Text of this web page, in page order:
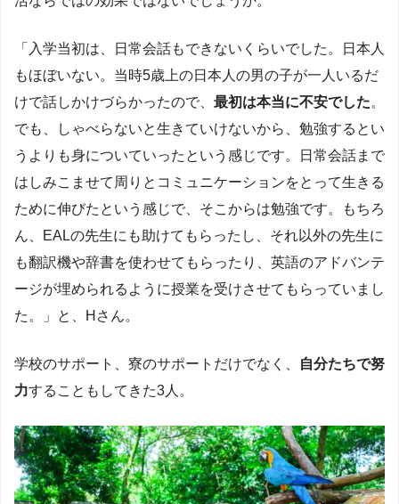
「入学当初は、日常会話もできないくらいでした。日本人
もほぼいない。当時5歳上の日本人の男の子が一人いるだ
けで話しかけづらかったので、 最初は本当に不安でした。
でも、しゃべらないと生きていけないから、勉強するとい
うよりも身についていったという感じです。日常会話まで
はしみこませて周りとコミュニケーションをとって生きる
ために伸びたという感じで、そこからは勉強です。もちろ
ん、EALの先生にも助けてもらったし、それ以外の先生に
も翻訳機や辞書を使わせてもらったり、英語のアドバンテ
ージが埋められるように授業を受けさせてもらっていまし
た。」と、Hさん。
学校のサポート、寮のサポートだけでなく、
自分たちで努
力することもしてきた3人。